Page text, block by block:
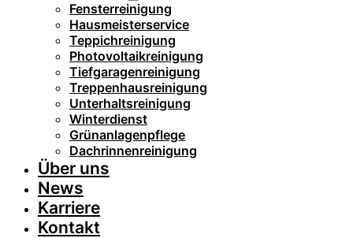
Fensterreinigung
Hausmeisterservice
Teppichreinigung
Photovoltaikreinigung
Tiefgaragenreinigung
Treppenhausreinigung
Unterhaltsreinigung
Winterdienst
Grünanlagenpflege
Dachrinnenreinigung
Über uns
News
Karriere
Kontakt